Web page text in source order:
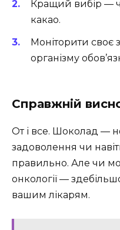
Кращий вибір —
какао.
Моніторити своє
організму
Справжній
От і все. Шоколад —
задоволення чи
правильно. Але чи
онкології —
вашим лікарям.